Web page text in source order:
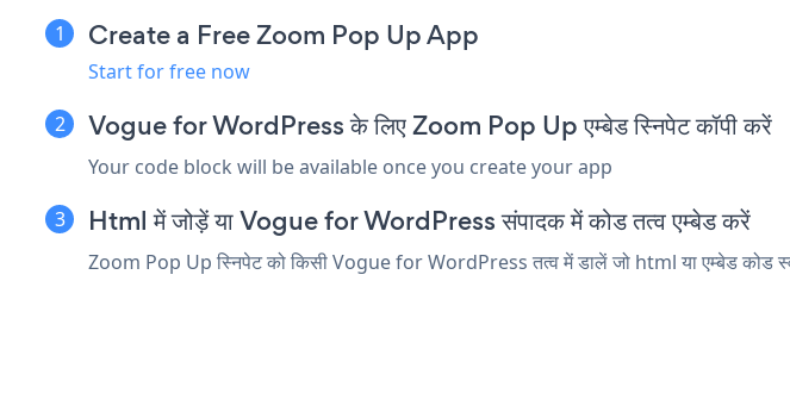
Create a Free Zoom Pop Up App
Start for free now
Vogue for WordPress के लिए Zoom Pop Up एम्बेड स्निपेट कॉपी करें
Your code block will be available once you create your app
Html में जोड़ें या Vogue for WordPress संपादक में कोड तत्व एम्बेड करें
Zoom Pop Up स्निपेट को किसी Vogue for WordPress तत्व में डालें जो html या एम्बेड कोड